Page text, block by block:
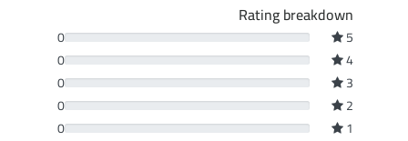
Rating breakdown
5
0
4
0
3
0
2
0
1
0